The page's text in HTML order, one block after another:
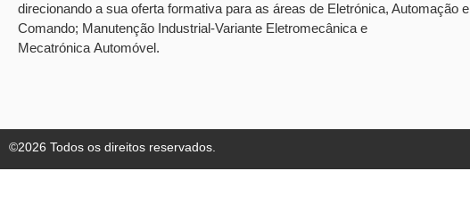
direcionando a sua oferta formativa para as áreas de Eletrónica, Automação e
Comando; Manutenção Industrial-Variante Eletromecânica e
Mecatrónica Automóvel.
©2026 Todos os direitos reservados.